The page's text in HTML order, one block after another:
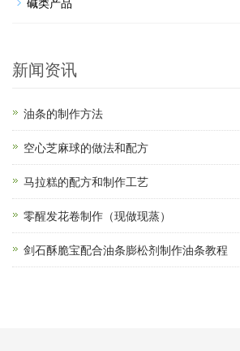
新闻资讯
油条的制作方法
空心芝麻球的做法和配方
马拉糕的配方和制作工艺
零醒发花卷制作（现做现蒸）
剑石酥脆宝配合油条膨松剂制作油条教程